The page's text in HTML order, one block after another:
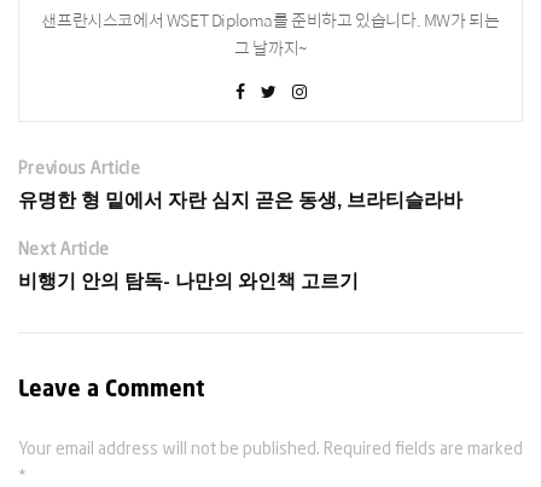
샌프란시스코에서 WSET Diploma를 준비하고 있습니다. MW가 되는
그 날까지~
Previous Article
유명한 형 밑에서 자란 심지 곧은 동생, 브라티슬라바
Next Article
비행기 안의 탐독- 나만의 와인책 고르기
Leave a Comment
Your email address will not be published. Required fields are marked
*